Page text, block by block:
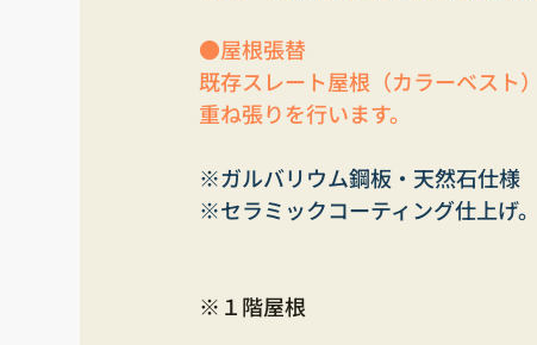
●屋根張替
既存スレート屋根（カラーベスト
重ね張りを行います。
※ガルバリウム鋼板・天然石仕様
※セラミックコーティング仕上げ。
※１階屋根